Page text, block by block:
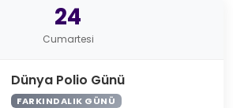
24
Cumartesi
Dünya Polio Günü
FARKINDALIK GÜNÜ